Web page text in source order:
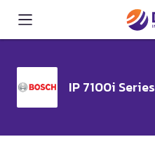
IP 7100i Series